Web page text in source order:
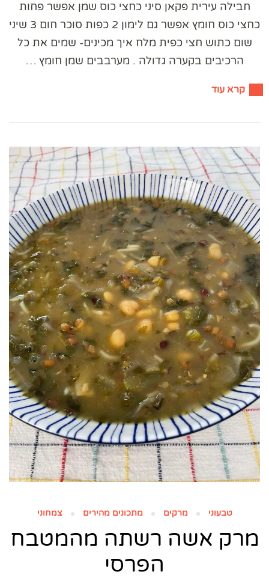
חבילה עירית פקאן סיני כחצי כוס שמן אפשר פחות
כחצי כוס חומץ אפשר גם לימון 2 כפות סוכר חום 3 שיני
שום כתוש חצי כפית מלח איך מכינים- שמים את כל
הרכיבים בקערה גדולה . מערבבים שמן חומץ …
קרא עוד
טבעוני מרקים מתכונים מהירים צמחוני
מרק אשה רשתה מהמטבח
הפרסי